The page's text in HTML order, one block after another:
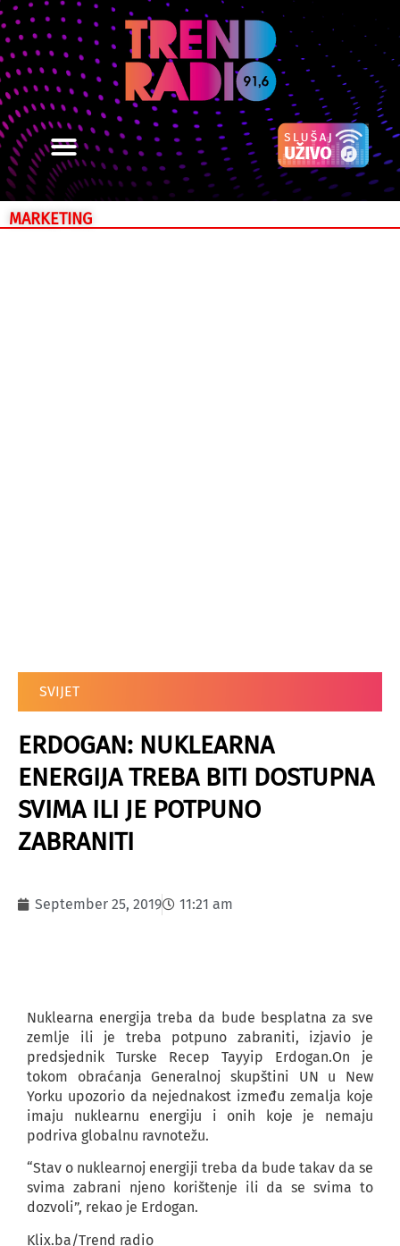
MARKETING
SVIJET
ERDOGAN: NUKLEARNA
ENERGIJA TREBA BITI DOSTUPNA
SVIMA ILI JE POTPUNO
ZABRANITI
September 25, 2019 11:21 am
Nuklearna energija treba da bude besplatna za sve
zemlje ili je treba potpuno zabraniti, izjavio je
predsjednik Turske Recep Tayyip Erdogan.On je
tokom obraćanja Generalnoj skupštini UN u New
Yorku upozorio da nejednakost između zemalja koje
imaju nuklearnu energiju i onih koje je nemaju
podriva globalnu ravnotežu.
“Stav o nuklearnoj energiji treba da bude takav da se
svima zabrani njeno korištenje ili da se svima to
dozvoli”, rekao je Erdogan.
Klix.ba/Trend radio